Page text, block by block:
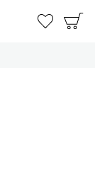
お気に